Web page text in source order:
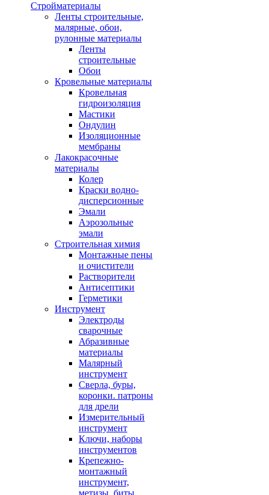
Стройматериалы
Ленты строительные,
малярные, обои,
рулонные материалы
Ленты
строительные
Обои
Кровельные материалы
Кровельная
гидроизоляция
Мастики
Ондулин
Изоляционные
мембраны
Лакокрасочные
материалы
Колер
Краски водно-
дисперсионные
Эмали
Аэрозольные
эмали
Строительная химия
Монтажные пены
и очистители
Растворители
Антисептики
Герметики
Инструмент
Электроды
сварочные
Абразивные
материалы
Малярный
инструмент
Сверла, буры,
коронки. патроны
для дрели
Измерительный
инструмент
Ключи, наборы
инструментов
Крепежно-
монтажный
инструмент,
метизы, биты